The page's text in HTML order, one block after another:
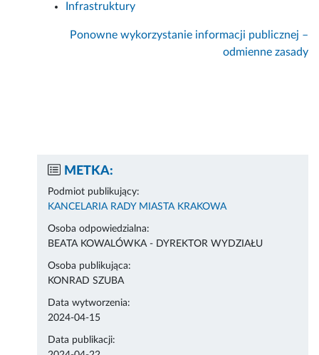
Infrastruktury
Ponowne wykorzystanie informacji publicznej –
odmienne zasady
METKA:
Podmiot publikujący:
KANCELARIA RADY MIASTA KRAKOWA
Osoba odpowiedzialna:
BEATA KOWALÓWKA - DYREKTOR WYDZIAŁU
Osoba publikująca:
KONRAD SZUBA
Data wytworzenia:
2024-04-15
Data publikacji: